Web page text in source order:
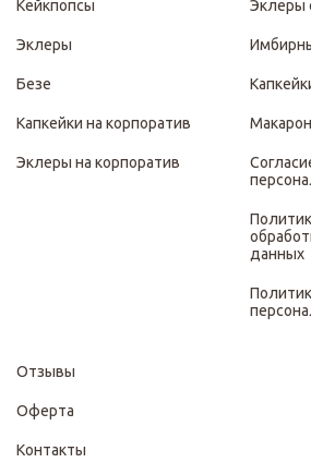
Кейкпопсы
Эклеры
Безе
Капкейки на корпоратив
Эклеры на корпоратив
Эклеры
данных
Отзывы
Оферта
Контакты